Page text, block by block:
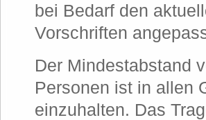
bei Bedarf den
Vorschriften
Der Mindestabstand
Personen ist in allen
einzuhalten. Das